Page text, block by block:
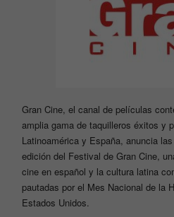
Gran Cine, el canal de películas
amplia gama de taquilleros éxitos y
Latinoamérica y España, anuncia
edición del Festival de Gran Cine,
cine en español y la cultura latina
pautadas por el Mes Nacional de la
Estados Unidos.